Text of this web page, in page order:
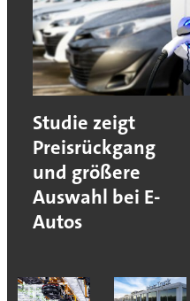
Studie zeigt
Preisrückgang
und größere
Auswahl bei E-
Autos